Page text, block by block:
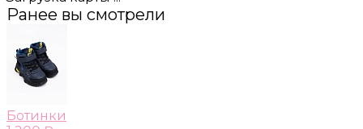
Ранее вы смотрели
Ботинки